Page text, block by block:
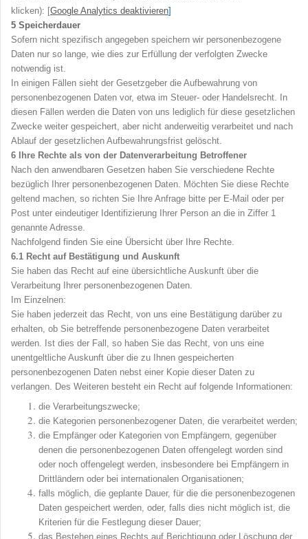
klicken): [Google Analytics deaktivieren]
5 Speicherdauer
Sofern nicht spezifisch angegeben speichern wir personenbezogene
Daten nur so lange, wie dies zur Erfüllung der verfolgten Zwecke
notwendig ist.
In einigen Fällen sieht der Gesetzgeber die Aufbewahrung von
personenbezogenen Daten vor, etwa im Steuer- oder Handelsrecht. In
diesen Fällen werden die Daten von uns lediglich für diese gesetzlichen
Zwecke weiter gespeichert, aber nicht anderweitig verarbeitet und nach
Ablauf der gesetzlichen Aufbewahrungsfrist gelöscht.
6
Ihre Rechte als von der Datenverarbeitung Betroffener
Nach den anwendbaren Gesetzen haben Sie verschiedene Rechte
bezüglich Ihrer personenbezogenen Daten. Möchten Sie diese Rechte
geltend machen, so richten Sie Ihre Anfrage bitte per E-Mail oder per
Post unter eindeutiger Identifizierung Ihrer Person an die in Ziffer 1
genannte Adresse.
Nachfolgend finden Sie eine Übersicht über Ihre Rechte.
6.1 Recht auf Bestätigung und Auskunft
Sie haben das Recht auf eine übersichtliche Auskunft über die
Verarbeitung Ihrer personenbezogenen Daten.
Im Einzelnen:
Sie haben jederzeit das Recht, von uns eine Bestätigung darüber zu
erhalten, ob Sie betreffende personenbezogene Daten verarbeitet
werden. Ist dies der Fall, so haben Sie das Recht, von uns eine
unentgeltliche Auskunft über die zu Ihnen gespeicherten
personenbezogenen Daten nebst einer Kopie dieser Daten zu
verlangen. Des Weiteren besteht ein Recht auf folgende Informationen:
die Verarbeitungszwecke;
die Kategorien personenbezogener Daten, die verarbeitet werden;
die Empfänger oder Kategorien von Empfängern, gegenüber
denen die personenbezogenen Daten offengelegt worden sind
oder noch offengelegt werden, insbesondere bei Empfängern in
Drittländern oder bei internationalen Organisationen;
falls möglich, die geplante Dauer, für die die personenbezogenen
Daten gespeichert werden, oder, falls dies nicht möglich ist, die
Kriterien für die Festlegung dieser Dauer;
das Bestehen eines Rechts auf Berichtigung oder Löschung der